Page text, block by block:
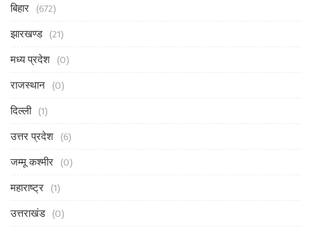
बिहार (672)
झारखण्ड (21)
मध्य प्रदेश (0)
राजस्थान (0)
दिल्ली (1)
उत्तर प्रदेश (6)
जम्मू कश्मीर (0)
महाराष्ट्र (1)
उत्तराखंड (0)